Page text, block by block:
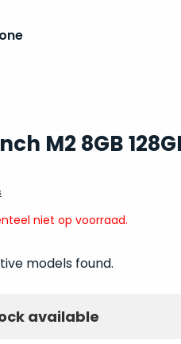
M2 8GB
niet op voorraad.
models found.
available